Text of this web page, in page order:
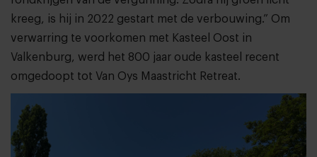
kreeg, is hij in 2022 gestart met de verbouwing.” Om
verwarring te voorkomen met Kasteel Oost in
Valkenburg, werd het 800 jaar oude kasteel recent
omgedoopt tot Van Oys Maastricht Retreat.